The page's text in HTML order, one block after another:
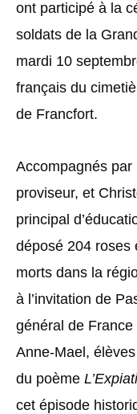
ont participé à la
soldats de la
mardi 10
français du
de Francfort.
Accompagnés
proviseur, et
principal
déposé 204 roses
morts dans la
à l’invitation de
général de
Anne-Mael,
du poème
cet épisode